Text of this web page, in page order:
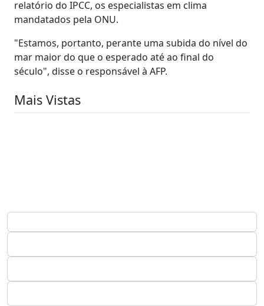
relatório do IPCC, os especialistas em clima
mandatados pela ONU.
"Estamos, portanto, perante uma subida do nível do
mar maior do que o esperado até ao final do
século", disse o responsável à AFP.
Mais Vistas